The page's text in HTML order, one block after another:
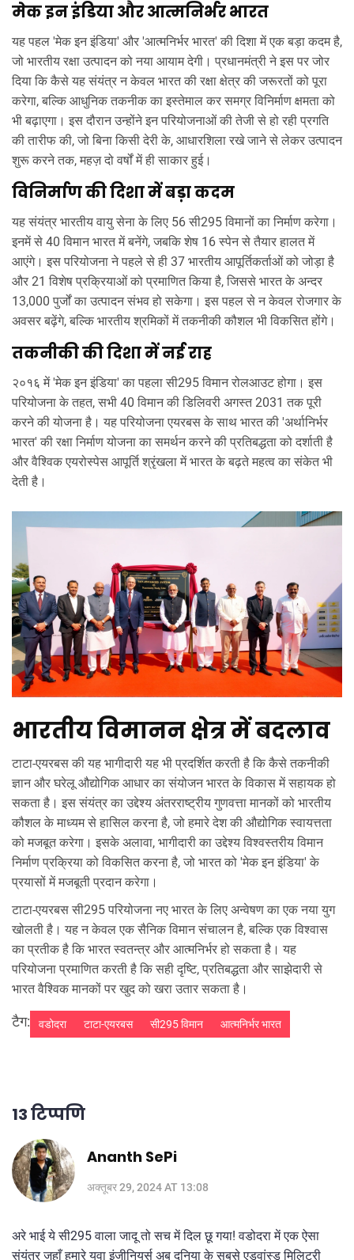
मेक इन इंडिया और आत्मनिर्भर भारत
यह पहल 'मेक इन इंडिया' और 'आत्मनिर्भर भारत' की दिशा में एक बड़ा कदम है,
जो भारतीय रक्षा उत्पादन को नया आयाम देगी। प्रधानमंत्री ने इस पर जोर
दिया कि कैसे यह संयंत्र न केवल भारत की रक्षा क्षेत्र की जरूरतों को पूरा
करेगा, बल्कि आधुनिक तकनीक का इस्तेमाल कर समग्र विनिर्माण क्षमता को
भी बढ़ाएगा। इस दौरान उन्होंने इन परियोजनाओं की तेजी से हो रही प्रगति
की तारीफ की, जो बिना किसी देरी के, आधारशिला रखे जाने से लेकर उत्पादन
शुरू करने तक, महज़ दो वर्षों में ही साकार हुई।
विनिर्माण की दिशा में बड़ा कदम
यह संयंत्र भारतीय वायु सेना के लिए 56 सी295 विमानों का निर्माण करेगा।
इनमें से 40 विमान भारत में बनेंगे, जबकि शेष 16 स्पेन से तैयार हालत में
आएंगे। इस परियोजना ने पहले से ही 37 भारतीय आपूर्तिकर्ताओं को जोड़ा है
और 21 विशेष प्रक्रियाओं को प्रमाणित किया है, जिससे भारत के अन्दर
13,000 पुर्जों का उत्पादन संभव हो सकेगा। इस पहल से न केवल रोजगार के
अवसर बढ़ेंगे, बल्कि भारतीय श्रमिकों में तकनीकी कौशल भी विकसित होंगे।
तकनीकी की दिशा में नई राह
२०१६ में 'मेक इन इंडिया' का पहला सी295 विमान रोलआउट होगा। इस
परियोजना के तहत, सभी 40 विमान की डिलिवरी अगस्त 2031 तक पूरी
करने की योजना है। यह परियोजना एयरबस के साथ भारत की 'अर्थानिर्भर
भारत' की रक्षा निर्माण योजना का समर्थन करने की प्रतिबद्धता को दर्शाती है
और वैश्विक एयरोस्पेस आपूर्ति श्रृंखला में भारत के बढ़ते महत्व का संकेत भी
देती है।
भारतीय विमानन क्षेत्र में बदलाव
टाटा-एयरबस की यह भागीदारी यह भी प्रदर्शित करती है कि कैसे तकनीकी
ज्ञान और घरेलू औद्योगिक आधार का संयोजन भारत के विकास में सहायक हो
सकता है। इस संयंत्र का उद्देश्य अंतरराष्ट्रीय गुणवत्ता मानकों को भारतीय
कौशल के माध्यम से हासिल करना है, जो हमारे देश की औद्योगिक स्वायत्तता
को मजबूत करेगा। इसके अलावा, भागीदारी का उद्देश्य विश्वस्तरीय विमान
निर्माण प्रक्रिया को विकसित करना है, जो भारत को 'मेक इन इंडिया' के
प्रयासों में मजबूती प्रदान करेगा।
टाटा-एयरबस सी295 परियोजना नए भारत के लिए अन्वेषण का एक नया युग
खोलती है। यह न केवल एक सैनिक विमान संचालन है, बल्कि एक विश्वास
का प्रतीक है कि भारत स्वतन्त्र और आत्मनिर्भर हो सकता है। यह
परियोजना प्रमाणित करती है कि सही दृष्टि, प्रतिबद्धता और साझेदारी से
भारत वैश्विक मानकों पर खुद को खरा उतार सकता है।
टैग: वडोदरा टाटा-एयरबस सी295 विमान आत्मनिर्भर भारत
13 टिप्पणि
Ananth SePi
अक्तूबर 29, 2024 AT 13:08
अरे भाई ये सी295 वाला जादू तो सच में दिल छू गया! वडोदरा में एक ऐसा
संयंत्र जहाँ हमारे युवा इंजीनियर्स अब दुनिया के सबसे एडवांस्ड मिलिट्री